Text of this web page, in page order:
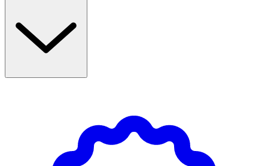
Användning
- Överdriven konsumtion kan ha laxerande effekt.
- Förvaras torrt, mörkt, svalt.
NÄRINGSDEKLARATION 100 G
795 kJ/190 kcal